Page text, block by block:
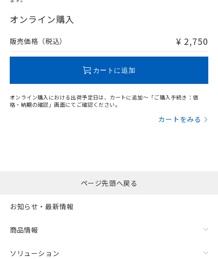
在庫等で未対応品が混在する可能性があります。
問い合わせください。
オンライン購入
販売価格（税込） ¥ 2,750
カートに追加
オンライン購入における出荷予定日は、カートに追加～「ご購入手続き：価
格・納期の確認」画面にてご確認ください。
カートをみる
ページ先頭へ戻る
お知らせ・最新情報
商品情報
ソリューション